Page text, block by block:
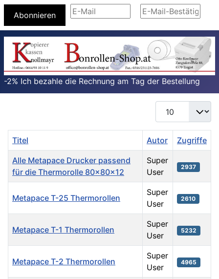
Abonnieren
-2% Ich bezahle die Rechnung am Tag der Bestellung
Titel Autor Zugriffe
Alle Metapace Drucker passend
für die Thermorolle 80x80x12
Super
User
2937
Metapace T-25 Thermorollen
Super
User
2610
Metapace T-1 Thermorollen
Super
User
5232
Metapace T-2 Thermorollen
Super
User
4965